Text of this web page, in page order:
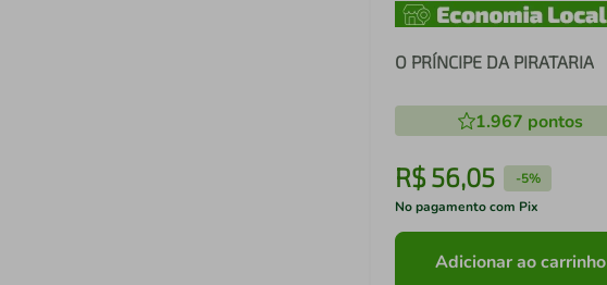
O PRÍNCIPE DA PIRATARIA
1.967 pontos
R$ 56,05 -5%
No pagamento com Pix
Adicionar ao carrinho